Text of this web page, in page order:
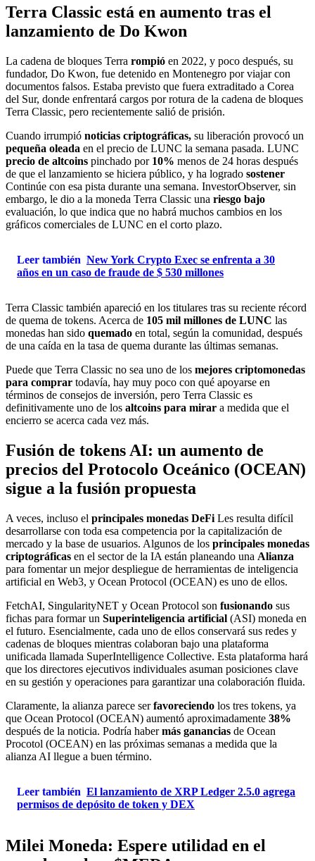
Terra Classic está en aumento tras el
lanzamiento de Do Kwon
La cadena de bloques Terra rompió en 2022, y poco después, su
fundador, Do Kwon, fue detenido en Montenegro por viajar con
documentos falsos. Estaba previsto que fuera extraditado a Corea
del Sur, donde enfrentará cargos por rotura de la cadena de bloques
Terra Classic, pero recientemente salió de prisión.
Cuando irrumpió noticias criptográficas, su liberación provocó un
pequeña oleada en el precio de LUNC la semana pasada. LUNC
precio de altcoins pinchado por 10% menos de 24 horas después
de que el lanzamiento se hiciera público, y ha logrado sostener
Continúe con esa pista durante una semana. InvestorObserver, sin
embargo, le dio a la moneda Terra Classic una riesgo bajo
evaluación, lo que indica que no habrá muchos cambios en los
gráficos comerciales de LUNC en el corto plazo.
Leer también New York Crypto Exec se enfrenta a 30
años en un caso de fraude de $ 530 millones
Terra Classic también apareció en los titulares tras su reciente récord
de quema de tokens. Acerca de 105 mil millones de LUNC las
monedas han sido quemado en total, según la comunidad, después
de una caída en la tasa de quema durante las últimas semanas.
Puede que Terra Classic no sea uno de los mejores criptomonedas
para comprar todavía, hay muy poco con qué apoyarse en
términos de consejos de inversión, pero Terra Classic es
definitivamente uno de los altcoins para mirar a medida que el
encierro se acerca cada vez más.
Fusión de tokens AI: un aumento de
precios del Protocolo Oceánico (OCEAN)
sigue a la fusión propuesta
A veces, incluso el principales monedas DeFi Les resulta difícil
desarrollarse con toda esa competencia por la capitalización de
mercado y la base de usuarios. Algunos de los principales monedas
criptográficas en el sector de la IA están planeando una Alianza
para fomentar un mejor despliegue de herramientas de inteligencia
artificial en Web3, y Ocean Protocol (OCEAN) es uno de ellos.
FetchAI, SingularityNET y Ocean Protocol son fusionando sus
fichas para formar un Superinteligencia artificial (ASI) moneda en
el futuro. Esencialmente, cada uno de ellos conservará sus redes y
cadenas de bloques mientras colaboran bajo una plataforma
unificada llamada SuperIntelligence Collective. Esta plataforma hará
que los directores ejecutivos individuales asuman posiciones clave
en su gestión y operaciones para garantizar una colaboración fluida.
Claramente, la alianza parece serfavoreciendo los tres tokens, ya
que Ocean Protocol (OCEAN) aumentó aproximadamente 38%
después de la noticia. Podría habermás ganancias de Ocean
Procotol (OCEAN) en las próximas semanas a medida que la
alianza AI llegue a buen término.
Leer también El lanzamiento de XRP Ledger 2.5.0 agrega
permisos de depósito de token y DEX
Milei Moneda: Espere utilidad en el